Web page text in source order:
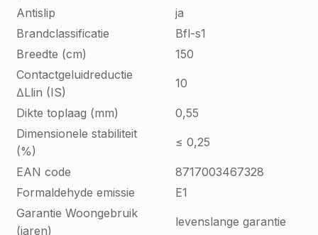
Antislip
ja
Brandclassificatie
Bfl-s1
Breedte (cm)
150
Contactgeluidreductie
∆Llin (IS)
10
Dikte toplaag (mm)
0,55
Dimensionele stabiliteit
(%)
≤ 0,25
EAN code
8717003467328
Formaldehyde emissie
E1
Garantie Woongebruik
(jaren)
levenslange garantie